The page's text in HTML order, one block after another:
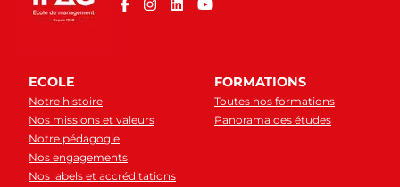
ECOLE
Notre histoire
Nos missions et valeurs
Notre pédagogie
Nos engagements
Nos labels et accréditations
FORMATIONS
Toutes nos formations
Panorama des études